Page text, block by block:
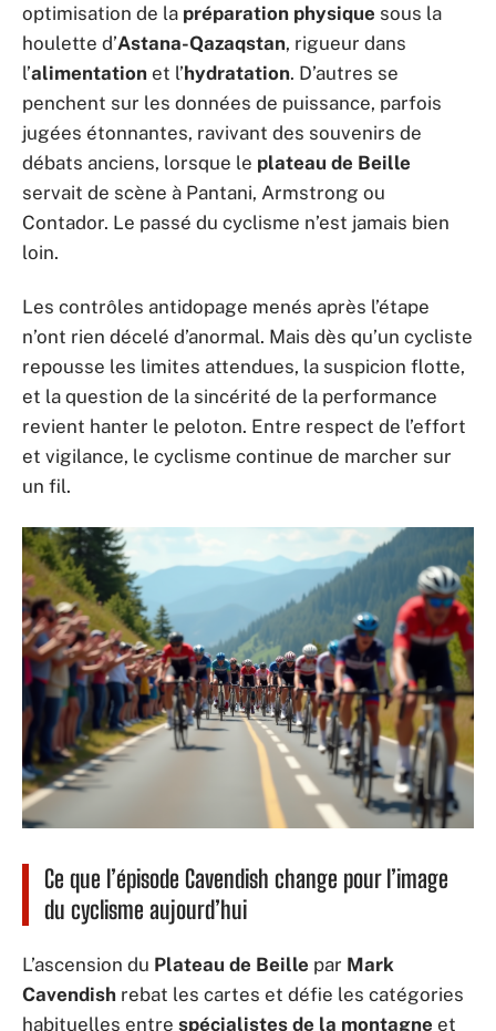
optimisation de la préparation physique sous la
houlette d’Astana-Qazaqstan, rigueur dans
l’alimentation et l’hydratation. D’autres se
penchent sur les données de puissance, parfois
jugées étonnantes, ravivant des souvenirs de
débats anciens, lorsque le plateau de Beille
servait de scène à Pantani, Armstrong ou
Contador. Le passé du cyclisme n’est jamais bien
loin.
Les contrôles antidopage menés après l’étape
n’ont rien décelé d’anormal. Mais dès qu’un cycliste
repousse les limites attendues, la suspicion flotte,
et la question de la sincérité de la performance
revient hanter le peloton. Entre respect de l’effort
et vigilance, le cyclisme continue de marcher sur
un fil.
Ce que l’épisode Cavendish change pour l’image
du cyclisme aujourd’hui
L’ascension du Plateau de Beille par Mark
Cavendish rebat les cartes et défie les catégories
habituelles entre spécialistes de la montagne et